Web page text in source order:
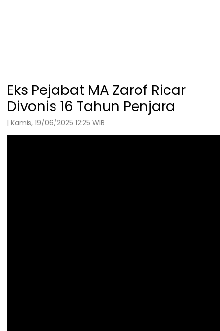
Eks Pejabat MA Zarof Ricar
Divonis 16 Tahun Penjara
| Kamis, 19/06/2025 12:25 WIB